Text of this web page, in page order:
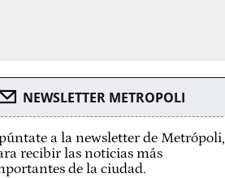
NEWSLETTER METROPOLI
a la newsletter de Metrópoli,
recibir las noticias más
de la ciudad.